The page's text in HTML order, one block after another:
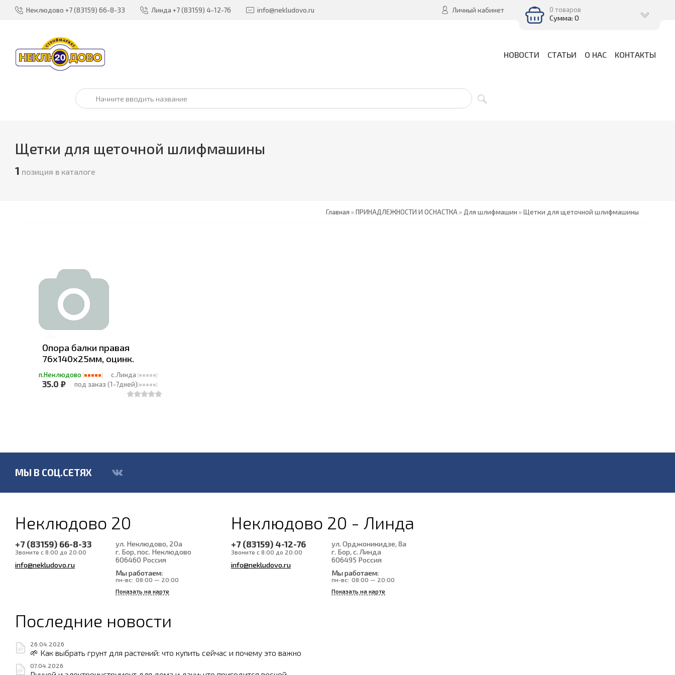
Неклюдово +7 (83159) 66-8-33 Линда +7 (83159) 4-12-76 info@nekludovo.ru Личный кабинет 0 товаров
Сумма: 0
НОВОСТИ СТАТЬИ О НАС КОНТАКТЫ
Щетки для щеточной шлифмашины
1 позиция в каталоге
Главная »ПРИНАДЛЕЖНОСТИ И ОСНАСТКА» Для шлифмашин »Щетки для щеточной шлифмашины
Опора балки правая
76x140x25мм, оцинк.
п.Неклюдово
с.Линда
под заказ (1-7дней)
35.0 ₽
МЫ В СОЦ.СЕТЯХ
Неклюдово 20
+7 (83159) 66-8-33
Звоните с 8:00 до 20:00
info@nekludovo.ru
ул. Неклюдово, 20а
г. Бор, пос. Неклюдово
606460 Россия
Мы работаем:
пн-вс: 08:00 — 20:00
Показать на карте
Неклюдово 20 - Линда
+7 (83159) 4-12-76
Звоните с 8:00 до 20:00
info@nekludovo.ru
ул. Орджоникидзе, 8а
г. Бор, с. Линда
606495 Россия
Мы работаем:
пн-вс: 08:00 — 20:00
Показать на карте
Последние новости
26.04.2026
🌱 Как выбрать грунт для растений: что купить сейчас и почему это важно
07.04.2026